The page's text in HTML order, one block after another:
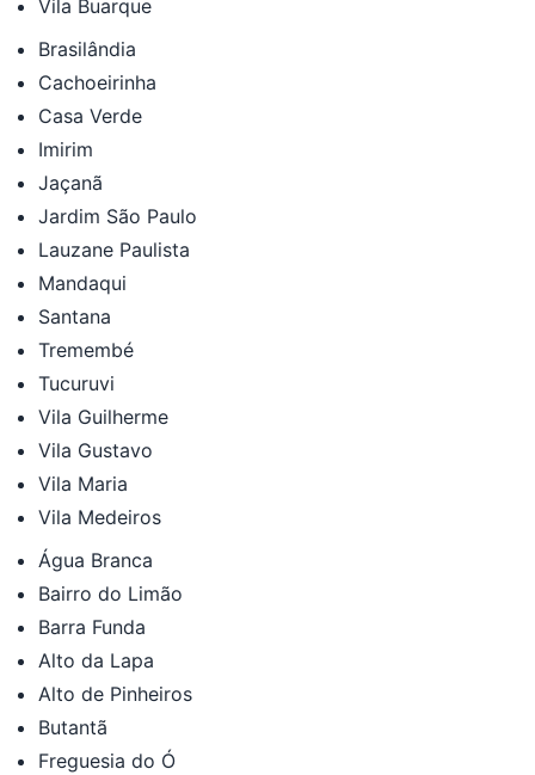
Vila Buarque
Brasilândia
Cachoeirinha
Casa Verde
Imirim
Jaçanã
Jardim São Paulo
Lauzane Paulista
Mandaqui
Santana
Tremembé
Tucuruvi
Vila Guilherme
Vila Gustavo
Vila Maria
Vila Medeiros
Água Branca
Bairro do Limão
Barra Funda
Alto da Lapa
Alto de Pinheiros
Butantã
Freguesia do Ó